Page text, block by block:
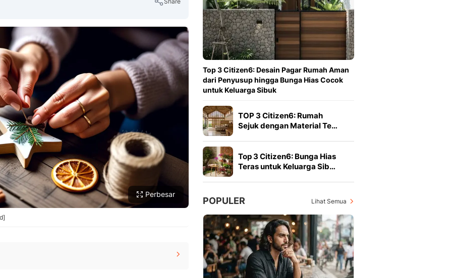
Copy Link
Perbesar
Top 3 Citizen6: Desain Pagar Rumah Aman
dari Penyusup hingga Bunga Hias Cocok
untuk Keluarga Sibuk
TOP 3 Citizen6: Rumah
Sejuk dengan Material Te…
Top 3 Citizen6: Bunga Hias
Teras untuk Keluarga Sib…
POPULER Lihat Semua